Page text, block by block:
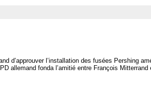
d’approuver l’installation des fusées Pershing
allemand fonda l’amitié entre François Mitterrand